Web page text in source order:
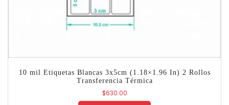
10 mil Etiquetas Blancas 3x5cm (1.18×1.96 In) 2 Rollos
Transferencia Térmica
$630.00